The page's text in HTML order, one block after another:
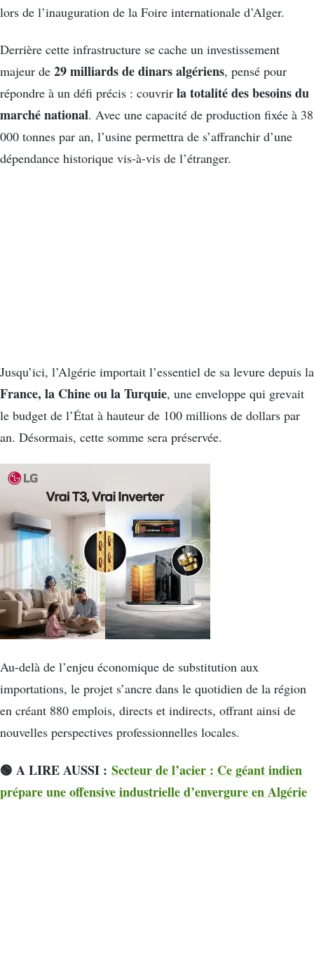
lors de l’inauguration de la Foire internationale d’Alger.
Derrière cette infrastructure se cache un investissement
majeur de 29 milliards de dinars algériens, pensé pour
répondre à un défi précis : couvrir la totalité des besoins du
marché national. Avec une capacité de production fixée à 38
000 tonnes par an, l’usine permettra de s’affranchir d’une
dépendance historique vis-à-vis de l’étranger.
Jusqu’ici, l’Algérie importait l’essentiel de sa levure depuis la
France, la Chine ou la Turquie, une enveloppe qui grevait
le budget de l’État à hauteur de 100 millions de dollars par
an. Désormais, cette somme sera préservée.
Au-delà de l’enjeu économique de substitution aux
importations, le projet s’ancre dans le quotidien de la région
en créant 880 emplois, directs et indirects, offrant ainsi de
nouvelles perspectives professionnelles locales.
🟢 A LIRE AUSSI : Secteur de l’acier : Ce géant indien
prépare une offensive industrielle d’envergure en Algérie